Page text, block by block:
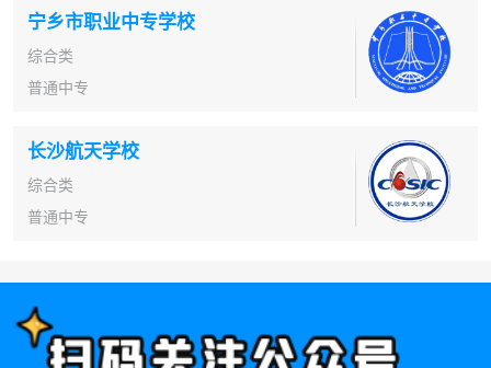
宁乡市职业中专学校
综合类
普通中专
长沙航天学校
综合类
普通中专